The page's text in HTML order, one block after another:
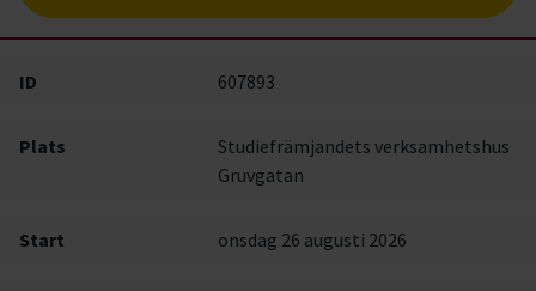
ID 607893
Plats
Studiefrämjandets verksamhetshus
Gruvgatan
Start onsdag 26 augusti 2026